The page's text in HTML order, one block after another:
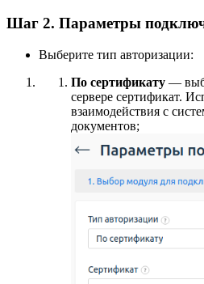
Шаг 2. Параметры
Выберите тип авторизации:
По сертификату —
сервере сертификат.
взаимодействия с
документов;